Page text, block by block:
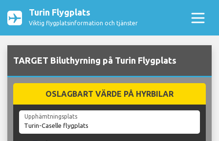
Turin Flygplats
Viktig flygplatsinformation och tjänster
TARGET Biluthyrning på Turin Flygplats
OSLAGBART VÄRDE PÅ HYRBILAR
Upphämtningsplats